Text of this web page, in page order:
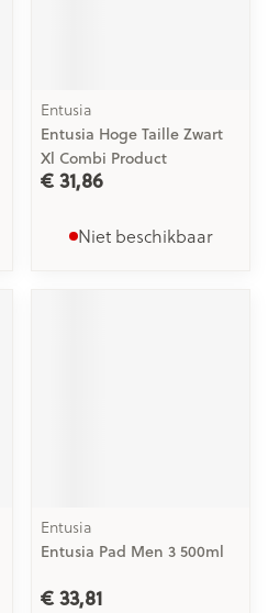
Entusia
Entusia Hoge Taille Zwart
Xl Combi Product
€ 31,86
Niet beschikbaar
Entusia
Entusia Pad Men 3 500ml
€ 33,81